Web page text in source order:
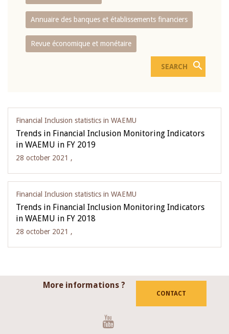
Annuaire des banques et établissements financiers
Revue économique et monétaire
Financial Inclusion statistics in WAEMU
Trends in Financial Inclusion Monitoring Indicators
in WAEMU in FY 2019
28 october 2021 ,
Financial Inclusion statistics in WAEMU
Trends in Financial Inclusion Monitoring Indicators
in WAEMU in FY 2018
28 october 2021 ,
More informations ?
CONTACT